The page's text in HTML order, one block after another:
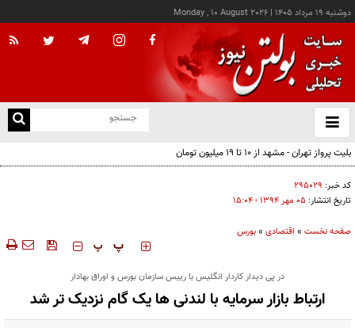
دوشنبه ۱۹ مرداد ۱۴۰۵ |
Monday , 10 August 2026
باز
و
بلیت پرواز تهران - مشهد از ۱۰ تا ۱۹ میلیون تومان
کد خبر: ۲۹۵۰۲۹
تاریخ انتشار: ۰۵ مهر ۱۳۹۴ - ۱۵:۰۴
صفحه نخست » اقتصادی »بورس
‍‍‍ پ پ
در پی دیدار کاردار انگلیس با رییس سازمان بورس و اوراق بهادار
ارتباط بازار سرمایه با لندنی ها یک گام نزدیک تر شد